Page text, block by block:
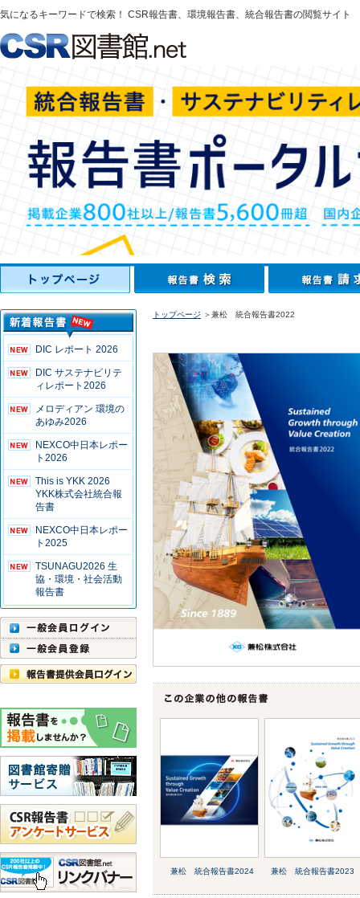
気になるキーワードで検索！ CSR報告書、環境報告書、統合報告書の閲覧サイト
DIC レポート 2026
DIC サステナビリテ
ィレポート2026
メロディアン 環境の
あゆみ2026
NEXCO中日本レポー
ト2026
This is YKK 2026
YKK株式会社統合報
告書
NEXCO中日本レポー
ト2025
TSUNAGU2026 生
協・環境・社会活動
報告書
トップページ ＞兼松 統合報告書2022
兼松 統合報告書2024 兼松 統合報告書2023